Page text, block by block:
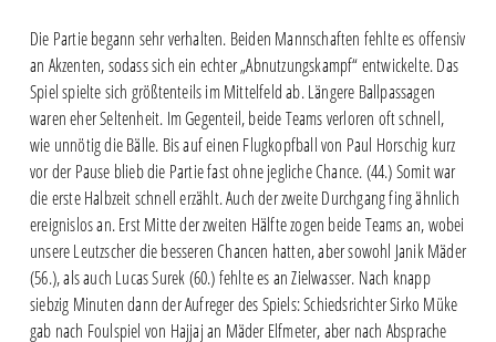
Die Partie begann sehr verhalten. Beiden Mannschaften fehlte es offensiv
an Akzenten, sodass sich ein echter „Abnutzungskampf“ entwickelte. Das
Spiel spielte sich größtenteils im Mittelfeld ab. Längere Ballpassagen
waren eher Seltenheit. Im Gegenteil, beide Teams verloren oft schnell,
wie unnötig die Bälle. Bis auf einen Flugkopfball von Paul Horschig kurz
vor der Pause blieb die Partie fast ohne jegliche Chance. (44.) Somit war
die erste Halbzeit schnell erzählt. Auch der zweite Durchgang fing ähnlich
ereignislos an. Erst Mitte der zweiten Hälfte zogen beide Teams an, wobei
unsere Leutzscher die besseren Chancen hatten, aber sowohl Janik Mäder
(56.), als auch Lucas Surek (60.) fehlte es an Zielwasser. Nach knapp
siebzig Minuten dann der Aufreger des Spiels: Schiedsrichter Sirko Müke
gab nach Foulspiel von Hajjaj an Mäder Elfmeter, aber nach Absprache